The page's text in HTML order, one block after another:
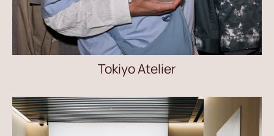
Tokiyo Atelier